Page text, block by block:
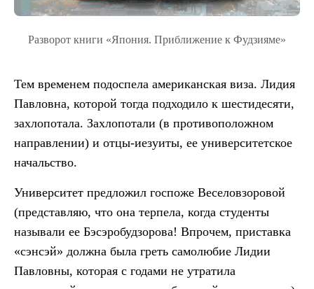
Разворот книги «Япония. Приближение к Фудзияме»
Тем временем подоспела американская виза. Лидия
Павловна, которой тогда подходило к шестидесяти,
захлопотала. Захлопотали (в противоположном
направлении) и отцы-иезуиты, ее университетское
начальство.
Университет предложил госпоже Веселовзоровой
(представляю, что она терпела, когда студенты
называли ее Бэсэробудзорова! Впрочем, приставка
«сэнсэй» должна была греть самолюбие Лидии
Павловны, которая с годами не утратила